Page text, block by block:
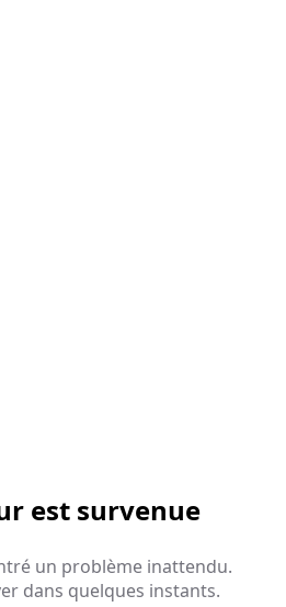
est survenue
un problème inattendu.
dans quelques instants.